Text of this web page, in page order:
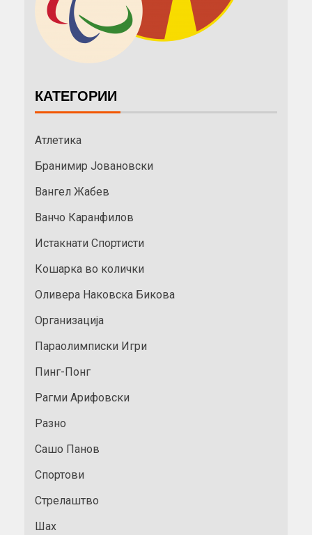
КАТЕГОРИИ
Атлетика
Бранимир Јовановски
Вангел Жабев
Ванчо Каранфилов
Истакнати Спортисти
Кошарка во колички
Оливера Наковска Бикова
Организација
Параолимписки Игри
Пинг-Понг
Рагми Арифовски
Разно
Сашо Панов
Спортови
Стрелаштво
Шах